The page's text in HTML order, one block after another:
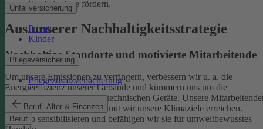
Unfallversicherung
Privat
Kinder
Pflegeversicherung
Pflegezusatzversicherung
Beruf, Alter & Finanzen
Beruf
Kapitalanlage fördern.
Aus unserer Nachhaltigkeitsstrategie
Nachhaltige Standorte und motivierte Mitarbeitende
Um unsere Emissionen zu verringern, verbessern wir u. a. die
Energieeffizienz unserer Gebäude und kümmern uns um die
Kreislaufwirtschaft unserer technischen Geräte. Unsere
sind ein wichtiger Hebel, damit wir unsere Klimaziele erreichen.
Deshalb sensibilisieren und befähigen wir sie für umweltbewusstes